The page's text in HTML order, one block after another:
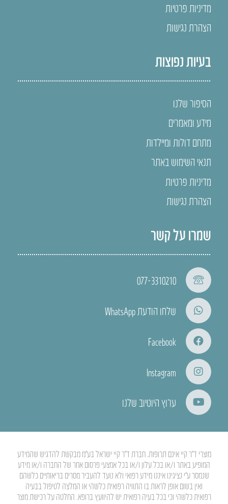
מדיניות פרטיות
הצהרת נגישות
בעיות נפוצות
הסיפור שלנו
מידע ומאמרים
מתחם דולות ומיילדות
תנאי השימוש באתר
מדיניות פרטיות
הצהרת נגישות
שמרו על קשר
077-3310210
שלחו הודעת WhatsApp
Facebook
Instagram
ערוץ היוטיוב שלנו
מוצרי ד”ר קיי אינם תרופות. חברת ד”ר קיי ישראל בע”מ מבקשת להדגיש שהמידע
המופיע באתר ו/או בכל עלון ו/או בכל אמצעי פרסום אחר של החברה ו/או מידע
שנמסר ע”י נציגינו איננו מידע רפואי ולא נועד להעביר מסרים בריאותיים כלשהם
ואין בשום אופן לראות בו התוויה רפואית כלשהי או המלצה לטיפול בבעיה
רפואית כלשהי וכי בכל בעיה רפואית יש להיוועץ ברופא. החלטה על רכישת מוצר